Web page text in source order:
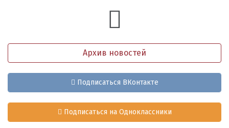
Архив новостей
Подписаться ВКонтакте
Подписаться на Одноклассники